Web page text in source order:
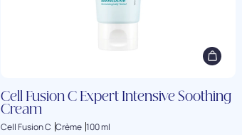
Cell Fusion C Expert Intensive Soothing
Cream
Cell Fusion C Crème 100 ml